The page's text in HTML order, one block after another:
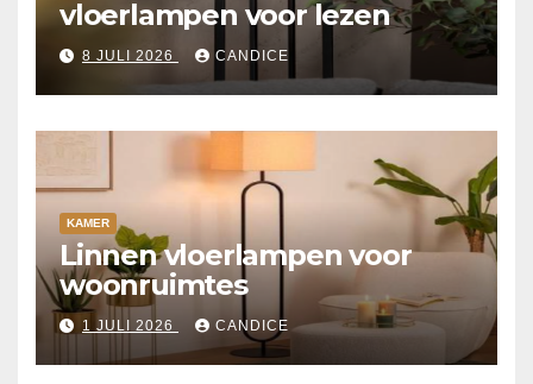
vloerlampen voor lezen
8 JULI 2026 CANDICE
KAMER
Linnen vloerlampen voor
woonruimtes
1 JULI 2026 CANDICE